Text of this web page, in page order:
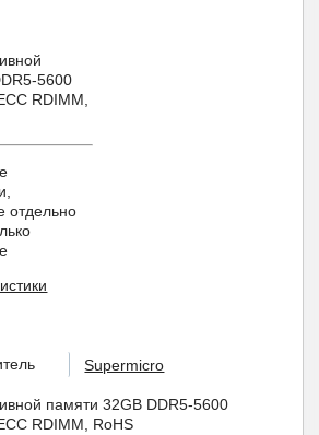
5600
RDIMM,
отдельно
Supermicro
памяти 32GB DDR5-5600
RDIMM, RoHS